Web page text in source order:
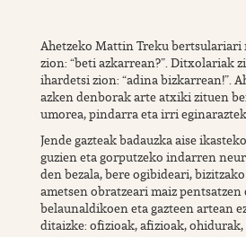
Ahetzeko Mattin Treku bertsulariari
zion: “beti azkarrean?”. Ditxolariak
ihardetsi zion: “adina bizkarrean!”.
azken denborak arte atxiki zituen
umorea, pindarra eta irri
Jende gazteak badauzka aise
guzien eta gorputzeko indarren
den bezala, bere ogibideari,
ametsen obratzeari maiz pentsatzen
belaunaldikoen eta gazteen artean
ditaizke: ofizioak, afizioak, ohidurak,